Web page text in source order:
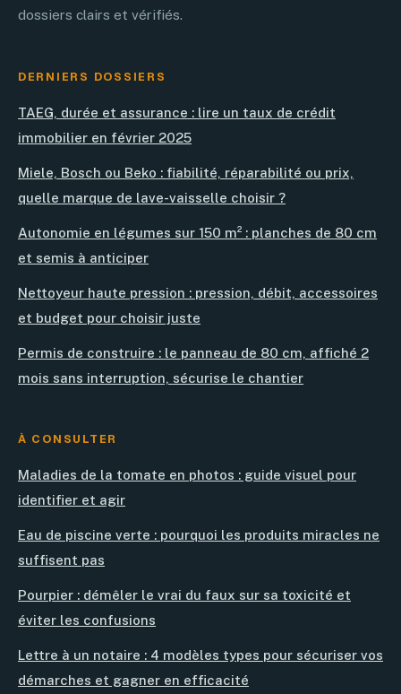
dossiers clairs et vérifiés.
DERNIERS DOSSIERS
TAEG, durée et assurance : lire un taux de crédit
immobilier en février 2025
Miele, Bosch ou Beko : fiabilité, réparabilité ou prix,
quelle marque de lave-vaisselle choisir ?
Autonomie en légumes sur 150 m² : planches de 80 cm
et semis à anticiper
Nettoyeur haute pression : pression, débit, accessoires
et budget pour choisir juste
Permis de construire : le panneau de 80 cm, affiché 2
mois sans interruption, sécurise le chantier
À CONSULTER
Maladies de la tomate en photos : guide visuel pour
identifier et agir
Eau de piscine verte : pourquoi les produits miracles ne
suffisent pas
Pourpier : démêler le vrai du faux sur sa toxicité et
éviter les confusions
Lettre à un notaire : 4 modèles types pour sécuriser vos
démarches et gagner en efficacité